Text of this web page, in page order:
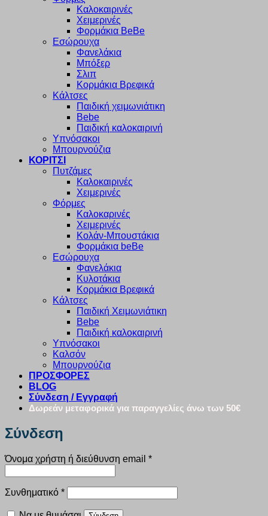
Καλοκαιρινές
Χειμερινές
Φορμάκια BeBe
Εσώρουχα
Φανελάκια
Μπόξερ
Σλιπ
Κορμάκια Βρεφικά
Κάλτσες
Παιδική χειμωνιάτικη
Bebe
Παιδική καλοκαιρινή
Υπνόσακοι
Μπουρνούζια
ΚΟΡΙΤΣΙ
Πυτζάμες
Καλοκαιρινές
Χειμερινές
Φόρμες
Καλοκαρινές
Χειμερινές
Κολάν-Μπουστάκια
Φορμάκια beBe
Εσώρουχα
Φανελάκια
Κυλοτάκια
Κορμάκια Βρεφικά
Κάλτσες
Παιδική Χειμωνιάτικη
Bebe
Παιδική καλοκαιρινή
Υπνόσακοι
Καλσόν
Μπουρνούζια
ΠΡΟΣΦΟΡΕΣ
BLOG
Σύνδεση / Εγγραφή
Δωρεάν μεταφορικά για παραγγελίες άνω των 50€
Σύνδεση
Όνομα χρήστη ή διεύθυνση email *Απαιτείται
Συνθηματικό *Απαιτείται